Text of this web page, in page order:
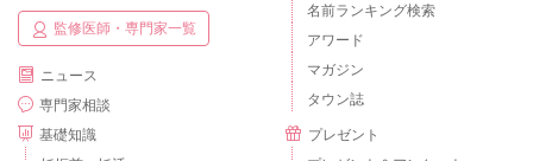
監修医師・専門家一覧
ニュース
専門家相談
基礎知識
名前ランキング検索
アワード
マガジン
タウン誌
プレゼント